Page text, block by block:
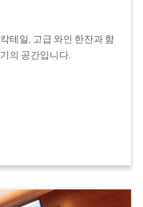
테일, 고급 와인 한잔과 함
의 공간입니다.